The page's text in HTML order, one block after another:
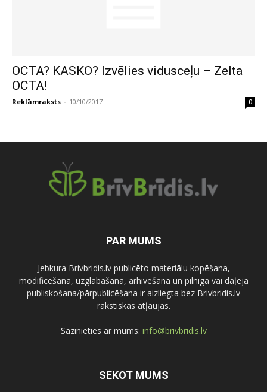
OCTA? KASKO? Izvēlies vidusceļu – Zelta
OCTA!
Reklāmraksts - 10/10/2017 0
PAR MUMS
Jebkura Brivbridis.lv publicēto materiālu kopēšana,
modificēšana, uzglabāšana, arhivēšana un pilnīga vai daļēja
publiskošana/pārpublicēšana ir aizliegta bez Brivbridis.lv
rakstiskas atļaujas.
Sazinieties ar mums: info@brivbridis.lv
SEKOT MUMS